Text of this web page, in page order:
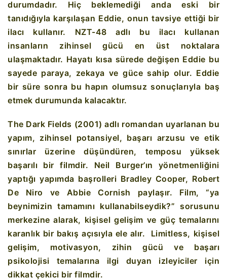
durumdadır. Hiç beklemediği anda eski bir
tanıdığıyla karşılaşan Eddie, onun tavsiye ettiği bir
ilacı kullanır. NZT-48 adlı bu ilacı kullanan
insanların zihinsel gücü en üst noktalara
ulaşmaktadır. Hayatı kısa sürede değişen Eddie bu
sayede paraya, zekaya ve güce sahip olur. Eddie
bir süre sonra bu hapın olumsuz sonuçlarıyla baş
etmek durumunda kalacaktır.
The Dark Fields (2001) adlı romandan uyarlanan bu
yapım, zihinsel potansiyel, başarı arzusu ve etik
sınırlar üzerine düşündüren, temposu yüksek
başarılı bir filmdir. Neil Burger’ın yönetmenliğini
yaptığı yapımda başrolleri Bradley Cooper, Robert
De Niro ve Abbie Cornish paylaşır. Film, “ya
beynimizin tamamını kullanabilseydik?” sorusunu
merkezine alarak, kişisel gelişim ve güç temalarını
karanlık bir bakış açısıyla ele alır. Limitless, kişisel
gelişim, motivasyon, zihin gücü ve başarı
psikolojisi temalarına ilgi duyan izleyiciler için
dikkat çekici bir filmdir.